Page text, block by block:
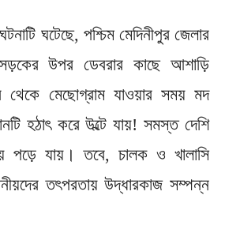
ঘটেছে, পশ্চিম মেদিনীপুর জেলার
উপর ডেবরার কাছে আশাড়ি
থেকে মেছোগ্রাম যাওয়ার সময় মদ
হঠাৎ করে উল্টে যায়! সমস্ত দেশি
পড়ে যায়। তবে, চালক ও খালাসি
তৎপরতায় উদ্ধারকাজ সম্পন্ন